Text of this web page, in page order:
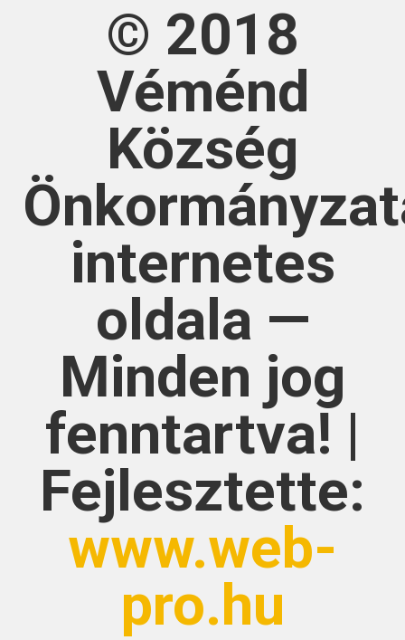
© 2018
Véménd
Község
internetes
oldala —
Minden jog
fenntartva! |
Fejlesztette:
www.web-
pro.hu